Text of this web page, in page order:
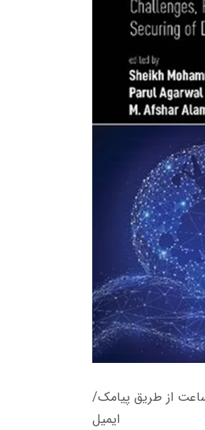
کتاب های 600 هزار تومانی دانلود فوری از حساب کاربری می باشد، و زمان تحویل لینک دانلود کتاب های 500 هزار تومانی حداکثر 12 ساعت از طریق پیامک/
ایمیل